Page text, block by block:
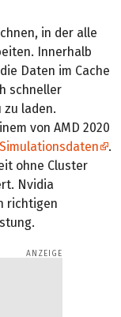
in der alle
Innerhalb
Daten im Cache
schneller
laden.
von AMD 2020
Simulationsdaten
.
ohne Cluster
Nvidia
richtigen